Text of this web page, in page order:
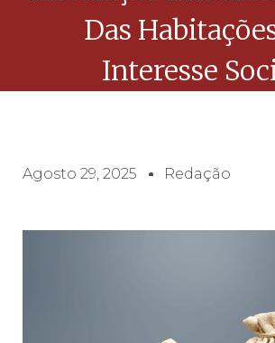
Das
Interesse
Agosto 29, 2025 Redação